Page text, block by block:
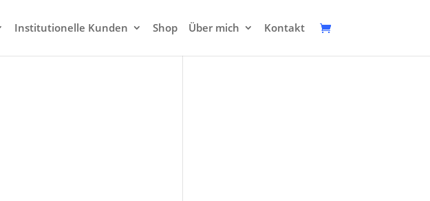
Institutionelle Kunden Shop Über mich Kontakt